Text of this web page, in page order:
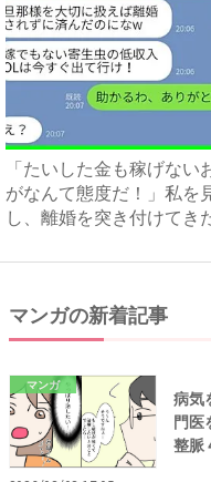
「たいした金も稼げない
がなんて態度だ！」私を
し、離婚を突き付けてき
マンガの新着記事
マンガ
病気
門医
整脈